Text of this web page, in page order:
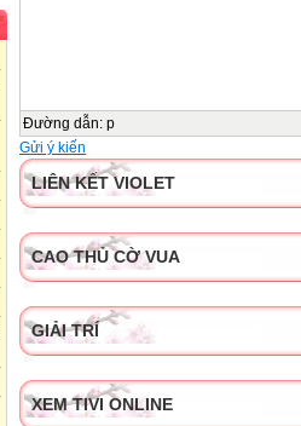
Đường dẫn: p
Gửi ý kiến
LIÊN KẾT VIOLET
CAO THỦ CỜ VUA
GIẢI TRÍ
XEM TIVI ONLINE